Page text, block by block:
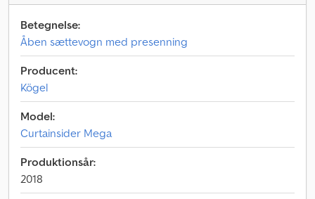
Betegnelse:
Åben sættevogn med presenning
Producent:
Kögel
Model:
Curtainsider Mega
Produktionsår:
2018